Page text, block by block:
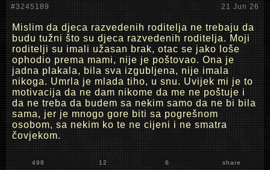
#3245189 21 Jun 26
Mislim da djeca razvedenih roditelja ne trebaju da
budu tužni što su djeca razvedenih roditelja. Moji
roditelji su imali užasan brak, otac se jako loše
ophodio prema mami, nije je poštovao. Ona je
jadna plakala, bila sva izgubljena, nije imala
nikoga. Umrla je mlada tiho, u snu. Uvijek mi je to
motivacija da ne dam nikome da me ne poštuje i
da ne treba da budem sa nekim samo da ne bi bila
sama, jer je mnogo gore biti sa pogrešnom
osobom, sa nekim ko te ne cijeni i ne smatra
čovjekom.
498 12 6 share